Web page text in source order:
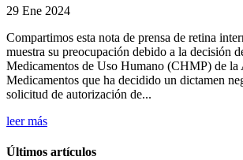
29 Ene 2024
Compartimos esta nota de prensa de retina
muestra su preocupación debido a la decisión
Medicamentos de Uso Humano (CHMP) de la
Medicamentos que ha decidido un dictamen
solicitud de autorización de...
leer más
Últimos artículos